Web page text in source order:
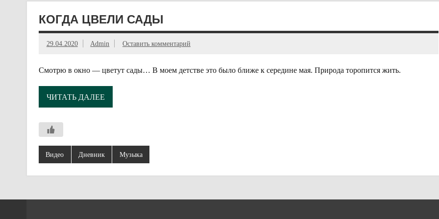
КОГДА ЦВЕЛИ САДЫ
29.04.2020 Admin Оставить комментарий
Смотрю в окно — цветут сады… В моем детстве это было ближе к середине мая. Природа торопится жить.
ЧИТАТЬ ДАЛЕЕ
Видео Дневник Музыка